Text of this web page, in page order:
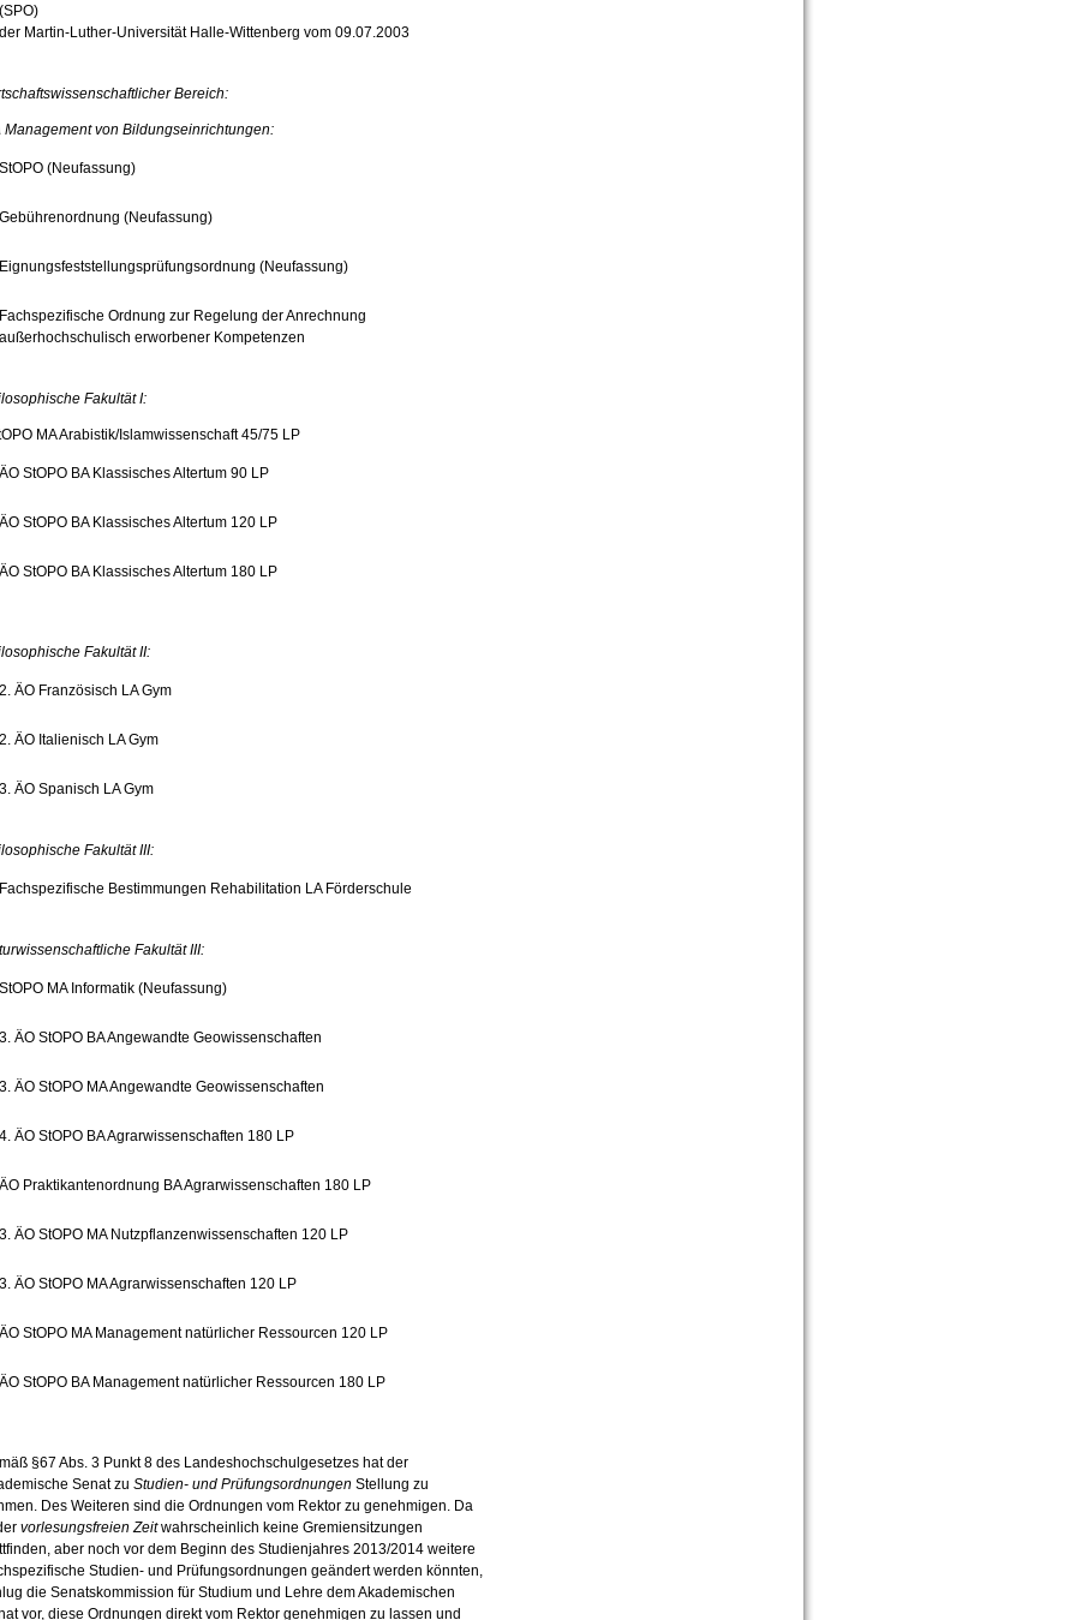
(SPO)
der Martin-Luther-Universität Halle-Wittenberg vom 09.07.2003
Bereich:
Management von Bildungseinrichtungen:
StOPO (Neufassung)
Gebührenordnung (Neufassung)
Eignungsfeststellungsprüfungsordnung (Neufassung)
Fachspezifische Ordnung zur Regelung der Anrechnung
außerhochschulisch erworbener Kompetenzen
Fakultät I:
MA Arabistik/Islamwissenschaft 45/75 LP
ÄO StOPO BA Klassisches Altertum 90 LP
ÄO StOPO BA Klassisches Altertum 120 LP
ÄO StOPO BA Klassisches Altertum 180 LP
Fakultät II:
2. ÄO Französisch LA Gym
2. ÄO Italienisch LA Gym
3. ÄO Spanisch LA Gym
Fakultät III:
Fachspezifische Bestimmungen Rehabilitation LA Förderschule
Fakultät III:
StOPO MA Informatik (Neufassung)
3. ÄO StOPO BA Angewandte Geowissenschaften
3. ÄO StOPO MA Angewandte Geowissenschaften
4. ÄO StOPO BA Agrarwissenschaften 180 LP
ÄO Praktikantenordnung BA Agrarwissenschaften 180 LP
3. ÄO StOPO MA Nutzpflanzenwissenschaften 120 LP
3. ÄO StOPO MA Agrarwissenschaften 120 LP
ÄO StOPO MA Management natürlicher Ressourcen 120 LP
ÄO StOPO BA Management natürlicher Ressourcen 180 LP
§67 Abs. 3 Punkt 8 des Landeshochschulgesetzes hat der
Senat zu Studien- und Prüfungsordnungen Stellung zu
Des Weiteren sind die Ordnungen vom Rektor zu genehmigen. Da
vorlesungsfreien Zeitwahrscheinlich keine Gremiensitzungen
aber noch vor dem Beginn des Studienjahres 2013/2014 weitere
Studien- und Prüfungsordnungen geändert werden könnten,
die Senatskommission für Studium und Lehre dem Akademischen
vor, diese Ordnungen direkt vom Rektor genehmigen zu lassen und